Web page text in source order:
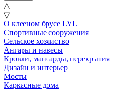
△
▽
О клееном брусе LVL
Спортивные сооружения
Сельское хозяйство
Ангары и навесы
Кровли, мансарды, перекрытия
Дизайн и интерьер
Мосты
Каркасные дома